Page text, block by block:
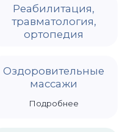
аппарата
Реабилитация,
травматология,
ортопедия
Оздоровительные
массажи
Подробнее